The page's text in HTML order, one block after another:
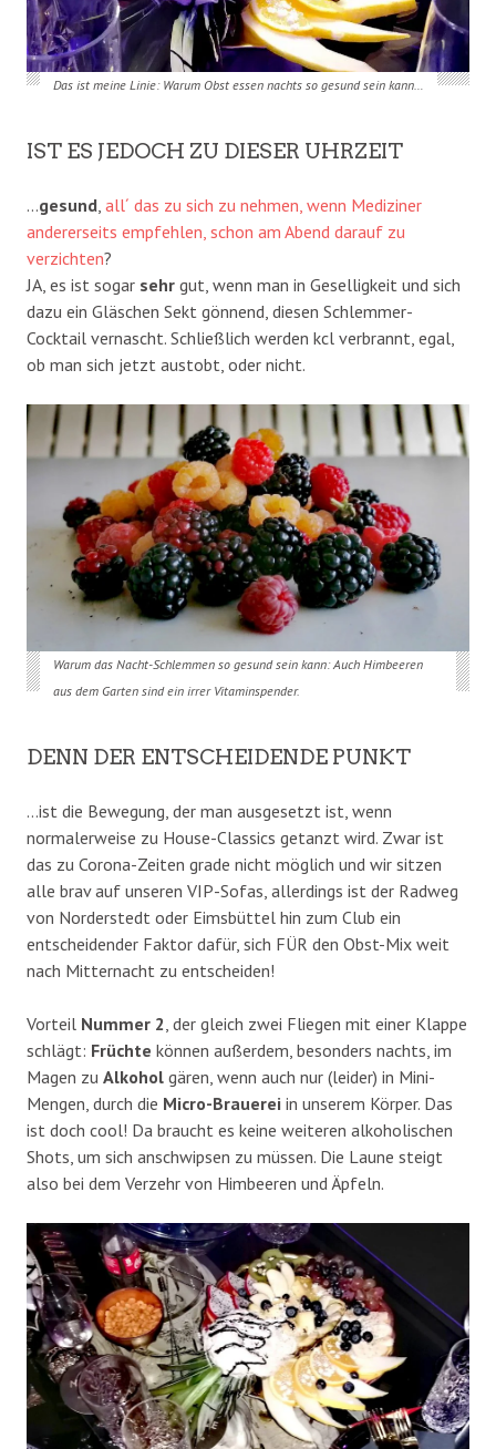
Das ist meine Linie: Warum Obst essen nachts so gesund sein kann…
IST ES JEDOCH ZU DIESER UHRZEIT
…gesund all´ das zu sich zu nehmen, wenn Mediziner
andererseits empfehlen, schon am Abend darauf zu
verzichten?
JA, es ist sogar sehr gut, wenn man in Geselligkeit und sich
dazu ein Gläschen Sekt gönnend, diesen Schlemmer-
Cocktail vernascht. Schließlich werden kcl verbrannt, egal,
ob man sich jetzt austobt, oder nicht.
Warum das Nacht-Schlemmen so gesund sein kann: Auch Himbeeren
aus dem Garten sind ein irrer Vitaminspender.
DENN DER ENTSCHEIDENDE PUNKT
…ist die Bewegung, der man ausgesetzt ist, wenn
normalerweise zu House-Classics getanzt wird. Zwar ist
das zu Corona-Zeiten grade nicht möglich und wir sitzen
alle brav auf unseren VIP-Sofas, allerdings ist der Radweg
von Norderstedt oder Eimsbüttel hin zum Club ein
entscheidender Faktor dafür, sich FÜR den Obst-Mix weit
nach Mitternacht zu entscheiden!
Vorteil Nummer 2 , der gleich zwei Fliegen mit einer Klappe
schlägt: Früchte können außerdem, besonders nachts, im
Magen zu Alkohol gären, wenn auch nur (leider) in Mini-
Mengen, durch die Micro-Brauerei in unserem Körper. Das
ist doch cool! Da braucht es keine weiteren alkoholischen
Shots, um sich anschwipsen zu müssen. Die Laune steigt
also bei dem Verzehr von Himbeeren und Äpfeln.